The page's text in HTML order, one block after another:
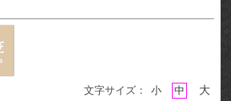
文字サイズ： 小 中 大